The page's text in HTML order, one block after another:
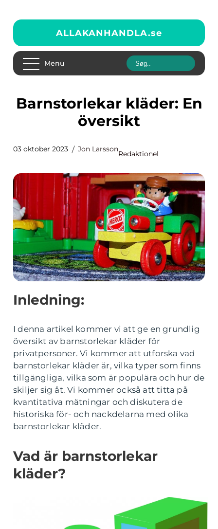
ALLAKANHANDLA.se
Menu
Barnstorlekar kläder: En
översikt
03 oktober 2023 Jon Larsson
Redaktionel
Inledning:
I denna artikel kommer vi att ge en grundlig
översikt av barnstorlekar kläder för
privatpersoner. Vi kommer att utforska vad
barnstorlekar kläder är, vilka typer som finns
tillgängliga, vilka som är populära och hur de
skiljer sig åt. Vi kommer också att titta på
kvantitativa mätningar och diskutera de
historiska för- och nackdelarna med olika
barnstorlekar kläder.
Vad är barnstorlekar
kläder?